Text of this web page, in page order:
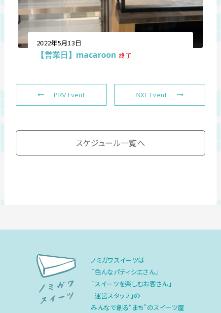
2022年5月13日
【営業日】macaroon 終了
PRV Event NXT Event
スケジュール一覧へ
ノミガワスイーツは
「色んなパティシエさん」
「スイーツを楽しむお客さん」
「運営スタッフ」の
みんなで創る“まち”のスイーツ屋